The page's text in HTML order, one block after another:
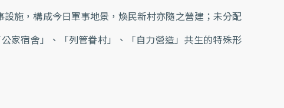
施，構成今日軍事地景，煥民新村亦隨之營建；未分配
家宿舍」、「列管眷村」、「自力營造」共生的特殊形